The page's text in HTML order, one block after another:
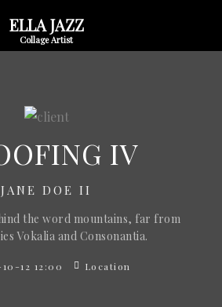
ELLA JAZZ
Collage Artist
IV
JANE DOE II
the word mountains, far from
Vokalia and Consonantia.
12 12:00 Location